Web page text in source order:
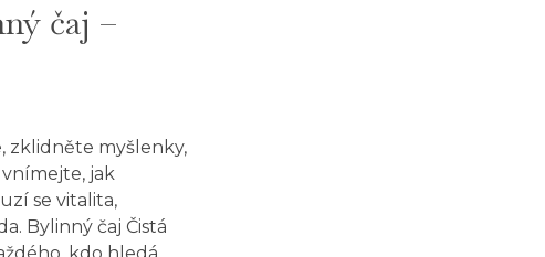
čaj –
zklidněte myšlenky,
jak
se vitalita,
Bylinný čaj Čistá